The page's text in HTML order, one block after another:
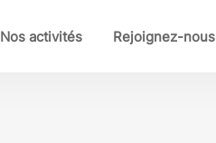
Nos activités Rejoignez-nous